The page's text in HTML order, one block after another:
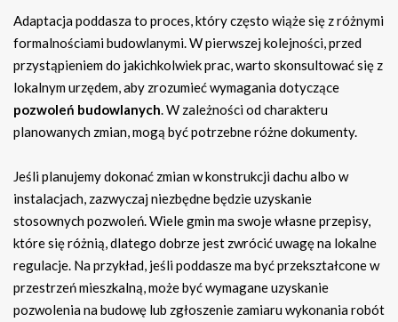
Adaptacja poddasza to proces, który często wiąże się z różnymi
formalnościami budowlanymi. W pierwszej kolejności, przed
przystąpieniem do jakichkolwiek prac, warto skonsultować się z
lokalnym urzędem, aby zrozumieć wymagania dotyczące
pozwoleń budowlanych. W zależności od charakteru
planowanych zmian, mogą być potrzebne różne dokumenty.
Jeśli planujemy dokonać zmian w konstrukcji dachu albo w
instalacjach, zazwyczaj niezbędne będzie uzyskanie
stosownych pozwoleń. Wiele gmin ma swoje własne przepisy,
które się różnią, dlatego dobrze jest zwrócić uwagę na lokalne
regulacje. Na przykład, jeśli poddasze ma być przekształcone w
przestrzeń mieszkalną, może być wymagane uzyskanie
pozwolenia na budowę lub zgłoszenie zamiaru wykonania robót